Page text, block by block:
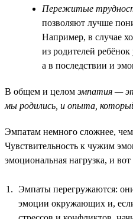
Пережитые
позволяют лучше
Например, в случае
из родителей
а в последствии и
В общем и целом эмпатия —
мы родились, и опыта,
Эмпатам немного сложнее,
Чувствительность к чужим
эмоциональная нагрузка, и
Эмпаты перегружаются:
эмоции окружающих и,